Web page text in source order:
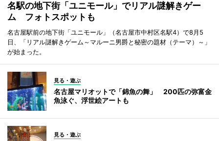
名駅の地下街「ユニモール」でリアル謎解きゲー
ム フォトスポットも
名古屋駅前の地下街「ユニモール」（名古屋市中村区名駅4）で8月5
日、「リアル謎解きゲーム～マルーニ男爵と秘密の題材（テーマ）～」
が始まった。
見る・遊ぶ
名古屋マリオットで「錦魚の舞」 200匹の弥富金
魚泳ぐ、浮世絵アートも
見る・遊ぶ